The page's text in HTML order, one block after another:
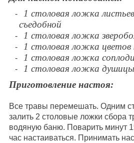
1 столовая ложка
съедобной
1 столовая ложка
1 столовая ложка цветов
1 столовая ложка
1 столовая ложка душицы
Приготовление настоя:
Все травы перемешать. Одним
залить 2 столовые ложки сбора
водяную баню. Поварить минут
час настаиваться. Принимать